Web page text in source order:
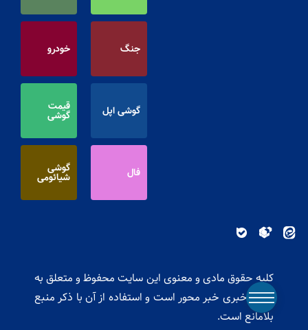
جنگ خودرو
گوشی اپل قیمت
گوشی
فال گوشی
شیائومی
کلیه حقوق مادی و معنوی این سایت محفوظ و متعلق به
پایگاه خبری خبر محور است و استفاده از آن با ذکر منبع
بلامانع است.